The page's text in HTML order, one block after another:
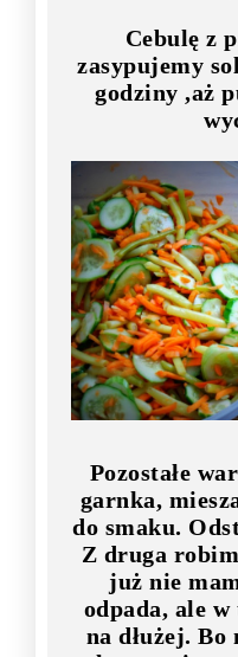
Cebulę z
zasypujemy
godziny ,aż
Pozostałe
garnka,
do smaku.
Z druga
już nie
odpada, ale
na dłużej.